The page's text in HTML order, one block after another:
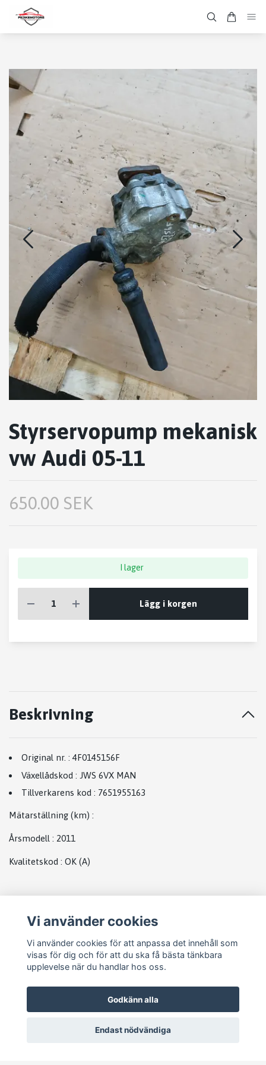
Styrservopump mekanisk
vw Audi 05-11
650.00 SEK
I lager
Lägg i korgen
Beskrivning
Original nr. :4F0145156F
Växellådskod : JWS 6VX MAN
Tillverkarens kod : 7651955163
Mätarställning (km) :
Årsmodell : 2011
Kvalitetskod : OK (A)
Vi använder cookies
Vi använder cookies för att anpassa det innehåll som
visas för dig och för att du ska få bästa tänkbara
upplevelse när du handlar hos oss.
Godkänn alla
Endast nödvändiga